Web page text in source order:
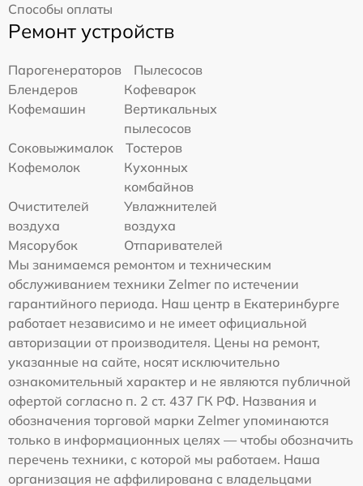
Способы оплаты
Ремонт устройств
Парогенераторов
Пылесосов
Блендеров
Кофеварок
Кофемашин
Вертикальных
пылесосов
Соковыжималок
Тостеров
Кофемолок
Кухонных
комбайнов
Очистителей
воздуха
Увлажнителей
воздуха
Мясорубок
Отпаривателей
Мы занимаемся ремонтом и техническим
обслуживанием техники Zelmer по истечении
гарантийного периода. Наш центр в Екатеринбурге
работает независимо и не имеет официальной
авторизации от производителя. Цены на ремонт,
указанные на сайте, носят исключительно
ознакомительный характер и не являются публичной
офертой согласно п. 2 ст. 437 ГК РФ. Названия и
обозначения торговой марки Zelmer упоминаются
только в информационных целях — чтобы обозначить
перечень техники, с которой мы работаем. Наша
организация не аффилирована с владельцами